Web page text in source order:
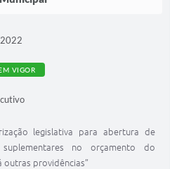
VIGOR
legislativa para abertura de
no orçamento do
outras providências”